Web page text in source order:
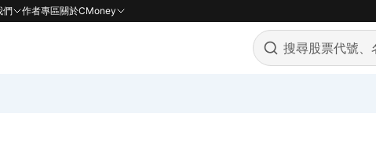
們 作者專區關於CMoney